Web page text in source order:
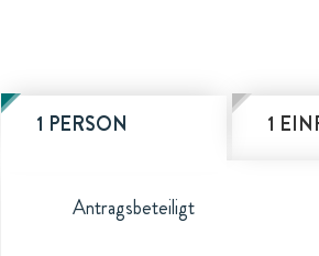
1 PERSON 1
Antragsbeteiligt